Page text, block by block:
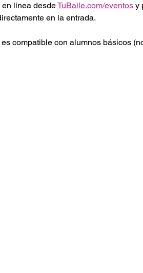
en línea desde TuBaile.com/eventos y
en la entrada.
compatible con alumnos básicos